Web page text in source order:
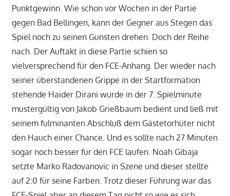
Punktgewinn. Wie schon vor Wochen in der Partie
gegen Bad Bellingen, kann der Gegner aus Stegen das
Spiel noch zu seinen Gunsten drehen. Doch der Reihe
nach. Der Auftakt in diese Partie schien so
vielversprechend für den FCE-Anhang. Der wieder nach
seiner überstandenen Grippe in der Startformation
stehende Haider Dirani wurde in der 7. Spielminute
mustergültig von Jakob Grießbaum bedient und ließ mit
seinem fulminanten Abschluß dem Gästetorhüter nicht
den Hauch einer Chance. Und es sollte nach 27 Minuten
sogar noch besser für den FCE laufen. Noah Gibaja
setzte Marko Radovanovic in Szene und dieser stellte
auf 2:0 für seine Farben. Trotz dieser Führung war das